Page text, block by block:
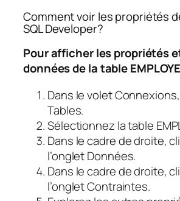
Comment voir les propriétés
SQL Developer?
Pour afficher les propriétés
données de la table
Dans le volet
Tables.
Sélectionnez la table
Dans le cadre de droite,
l’onglet Données.
Dans le cadre de droite,
l’onglet Contraintes.